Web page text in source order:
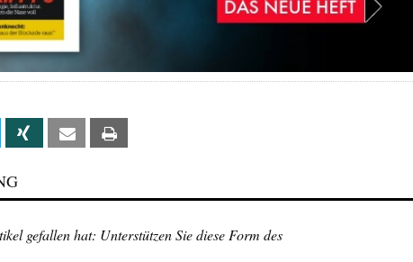
Linkedin Xing Email
gefallen hat: Unterstützen Sie diese Form des